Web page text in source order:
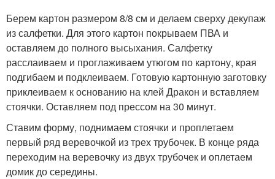
Берем картон размером 8/8 см и делаем сверху декупаж
из салфетки. Для этого картон покрываем ПВА и
оставляем до полного высыхания. Салфетку
расслаиваем и проглаживаем утюгом по картону, края
подгибаем и подклеиваем. Готовую картонную заготовку
приклеиваем к основанию на клей Дракон и вставляем
стоячки. Оставляем под прессом на 30 минут.
Ставим форму, поднимаем стоячки и проплетаем
первый ряд веревочкой из трех трубочек. В конце ряда
переходим на веревочку из двух трубочек и оплетаем
домик до середины.